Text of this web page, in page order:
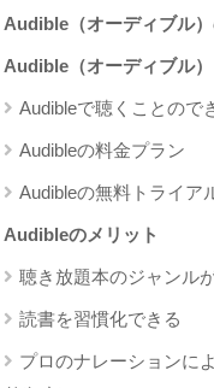
Audible（オーディブル
Audible（オーディブル）
Audibleで聴くことので
Audibleの料金プラン
Audibleの無料トライア
Audibleのメリット
聴き放題本のジャンル
読書を習慣化できる
プロのナレーションに